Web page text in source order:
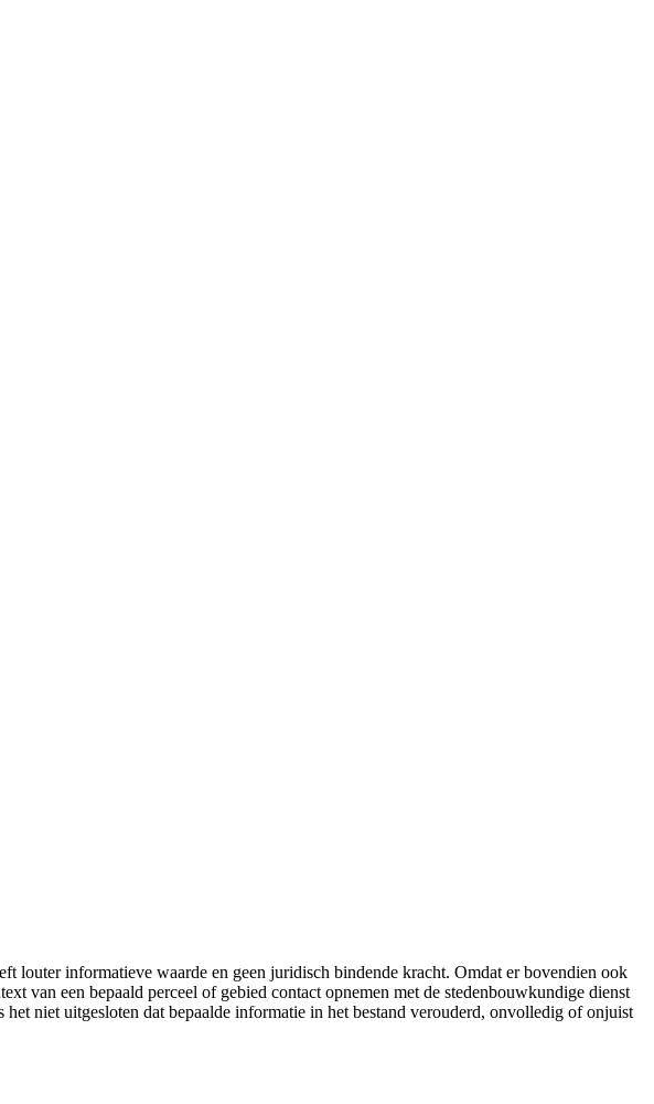
louter informatieve waarde en geen juridisch bindende kracht. Omdat er bovendien ook
van een bepaald perceel of gebied contact opnemen met de stedenbouwkundige dienst
niet uitgesloten dat bepaalde informatie in het bestand verouderd, onvolledig of onjuist